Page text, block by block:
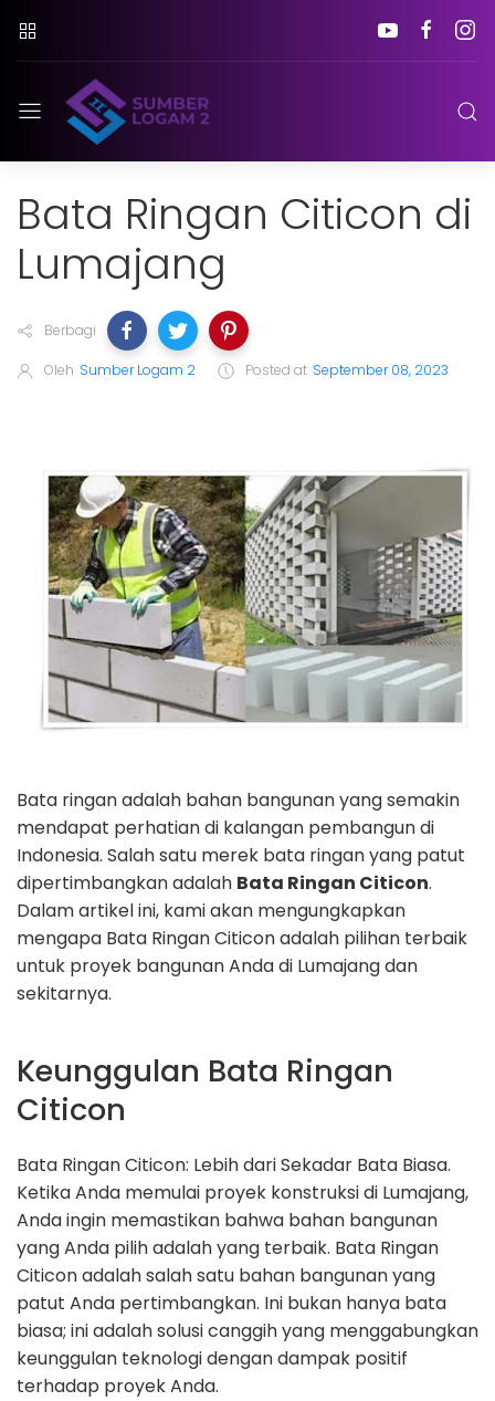
Bata Ringan Citicon di
Lumajang
Berbagi
Oleh Sumber Logam 2 Posted at September 08, 2023
Bata ringan adalah bahan bangunan yang semakin
mendapat perhatian di kalangan pembangun di
Indonesia. Salah satu merek bata ringan yang patut
dipertimbangkan adalah Bata Ringan Citicon.
Dalam artikel ini, kami akan mengungkapkan
mengapa Bata Ringan Citicon adalah pilihan terbaik
untuk proyek bangunan Anda di Lumajang dan
sekitarnya.
Keunggulan Bata Ringan
Citicon
Bata Ringan Citicon: Lebih dari Sekadar Bata Biasa.
Ketika Anda memulai proyek konstruksi di Lumajang,
Anda ingin memastikan bahwa bahan bangunan
yang Anda pilih adalah yang terbaik. Bata Ringan
Citicon adalah salah satu bahan bangunan yang
patut Anda pertimbangkan. Ini bukan hanya bata
biasa; ini adalah solusi canggih yang menggabungkan
keunggulan teknologi dengan dampak positif
terhadap proyek Anda.